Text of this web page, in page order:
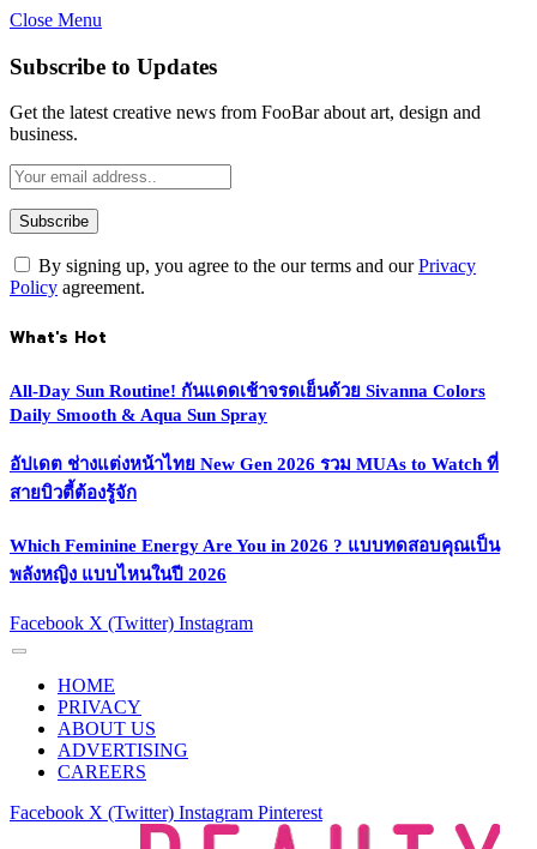
Close Menu
Subscribe to Updates
Get the latest creative news from FooBar about art, design and
business.
By signing up, you agree to the our terms and ourPrivacy
Policy agreement.
What's Hot
All-Day Sun Routine! กันแดดเช้าจรดเย็นด้วย Sivanna Colors
Daily Smooth & Aqua Sun Spray
อัปเดต ช่างแต่งหน้าไทย New Gen 2026 รวม MUAs to Watch ที่
สายบิวตี้ต้องรู้จัก
Which Feminine Energy Are You in 2026 ? แบบทดสอบคุณเป็น
พลังหญิง แบบไหนในปี 2026
Facebook X (Twitter) Instagram
HOME
PRIVACY
ABOUT US
ADVERTISING
CAREERS
Facebook X (Twitter) Instagram Pinterest